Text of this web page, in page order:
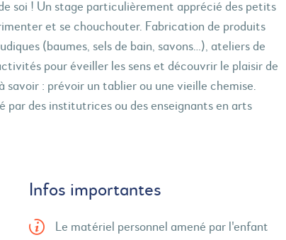
soi ! Un stage particulièrement apprécié des petits
et se chouchouter. Fabrication de produits
(baumes, sels de bain, savons…), ateliers de
pour éveiller les sens et découvrir le plaisir de
savoir : prévoir un tablier ou une vieille chemise.
par des institutrices ou des enseignants en arts
Infos importantes
Le matériel personnel amené par l'enfant